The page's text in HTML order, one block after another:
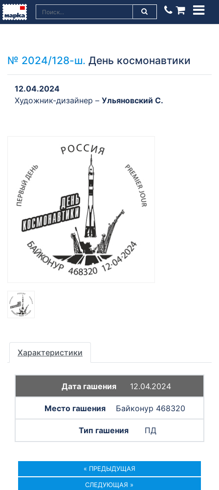
№ 2024/128-ш. День космонавтики
12.04.2024
Художник-дизайнер – Ульяновский C.
Характеристики
12.04.2024
Байконур 468320
ПД
« ПРЕДЫДУЩАЯ
СЛЕДУЮЩАЯ »